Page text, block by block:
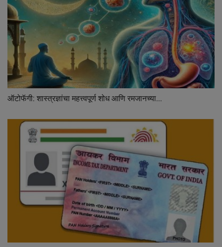
ऑटोफॅगी: शास्त्रज्ञांचा महत्त्वपूर्ण शोध आणि रमजानच्या...